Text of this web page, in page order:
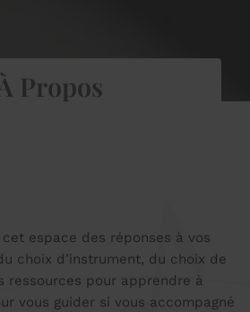
Propos
espace des réponses à vos
choix d’instrument, du choix de
ressources pour apprendre à
vous guider si vous accompagné